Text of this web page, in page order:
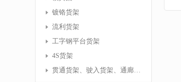
镀铬货架
流利货架
工字钢平台货架
4S货架
贯通货架、驶入货架、通廊货架